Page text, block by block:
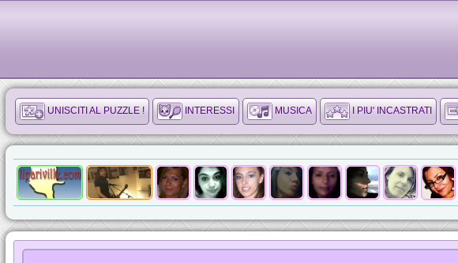
UNISCITI AL PUZZLE ! INTERESSI MUSICA I PIU' INCASTRATI